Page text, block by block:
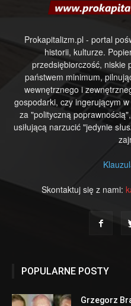
Prokapitalizm.pl - portal
historii, kulturze.
przedsiębiorczość, niskie
państwem minimum,
wewnętrznego i
gospodarki, czy ingerującym
za "polityczną
usiłującą narzucić "jedynie
Skontaktuj się z nami:
POPULARNE POSTY
Grzegorz